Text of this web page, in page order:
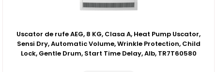
Uscator de rufe AEG, 8 KG, Clasa A, Heat Pump Uscator,
Sensi Dry, Automatic Volume, Wrinkle Protection, Child
Lock, Gentle Drum, Start Time Delay, Alb, TR7T60580